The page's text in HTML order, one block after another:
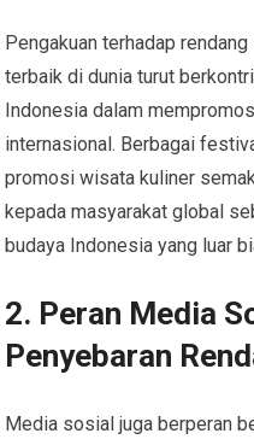
Pengakuan terhadap
terbaik di dunia turut
Indonesia dalam
internasional. Berbagai
promosi wisata kuliner
kepada masyarakat global
budaya Indonesia yang luar
2. Peran Media
Penyebaran
Media sosial juga berperan